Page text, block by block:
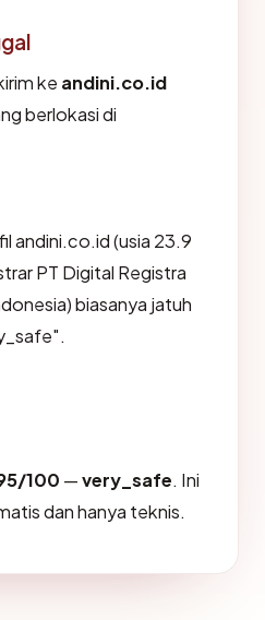
ke andini.co.id
berlokasi di
andini.co.id (usia 23.9
PT Digital Registra
biasanya jatuh
100 —very_safe. Ini
dan hanya teknis.